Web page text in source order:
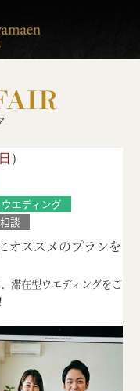
日）
エディング
談
オススメのプランを
滞在型ウエディングをご